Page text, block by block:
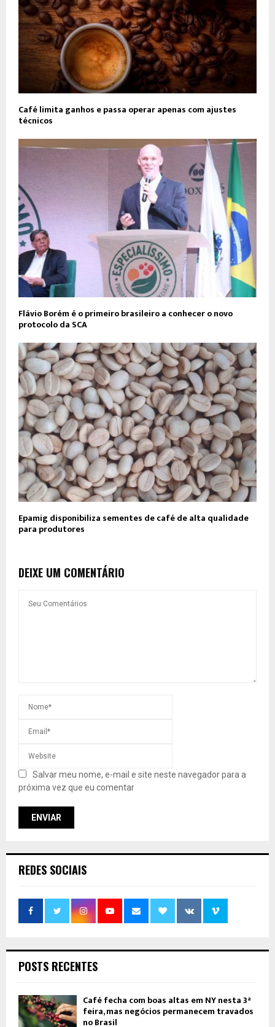
Café limita ganhos e passa operar apenas com ajustes
técnicos
Flávio Borém é o primeiro brasileiro a conhecer o novo
protocolo da SCA
Epamig disponibiliza sementes de café de alta qualidade
para produtores
DEIXE UM COMENTÁRIO
Salvar meu nome, e-mail e site neste navegador para a
próxima vez que eu comentar
REDES SOCIAIS
POSTS RECENTES
Café fecha com boas altas em NY nesta 3ª
feira, mas negócios permanecem travados
no Brasil